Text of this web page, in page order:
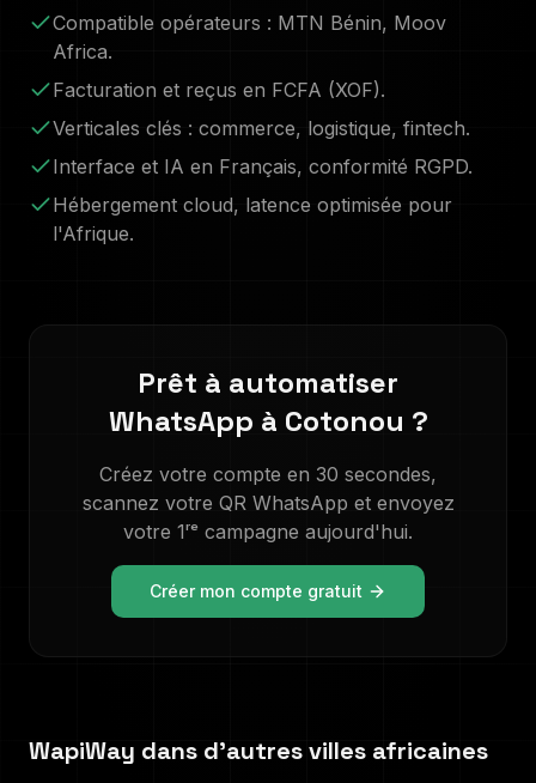
Compatible opérateurs : MTN Bénin, Moov
Africa.
Facturation et reçus en FCFA (XOF).
Verticales clés : commerce, logistique, fintech.
Interface et IA en Français, conformité RGPD.
Hébergement cloud, latence optimisée pour
l'Afrique.
Prêt à automatiser
WhatsApp à Cotonou ?
Créez votre compte en 30 secondes,
scannez votre QR WhatsApp et envoyez
votre 1ʳᵉ campagne aujourd'hui.
Créer mon compte gratuit
WapiWay dans d'autres villes africaines